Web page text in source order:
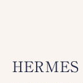
HERMES